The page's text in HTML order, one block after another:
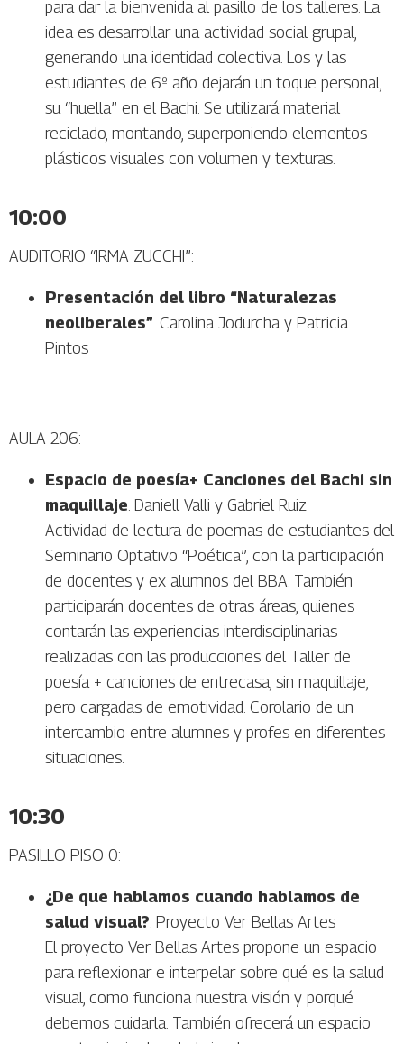
para dar la bienvenida al pasillo de los talleres. La
idea es desarrollar una actividad social grupal,
generando una identidad colectiva. Los y las
estudiantes de 6º año dejarán un toque personal,
su “huella” en el Bachi. Se utilizará material
reciclado, montando, superponiendo elementos
plásticos visuales con volumen y texturas.
10:00
AUDITORIO “IRMA ZUCCHI”:
Presentación del libro “Naturalezas
neoliberales”. Carolina Jodurcha y Patricia
Pintos
AULA 206:
Espacio de poesía+ Canciones del Bachi sin
maquillaje. Daniell Valli y Gabriel Ruiz
Actividad de lectura de poemas de estudiantes del
Seminario Optativo “Poética”, con la participación
de docentes y ex alumnos del BBA. También
participarán docentes de otras áreas, quienes
contarán las experiencias interdisciplinarias
realizadas con las producciones del Taller de
poesía + canciones de entrecasa, sin maquillaje,
pero cargadas de emotividad. Corolario de un
intercambio entre alumnes y profes en diferentes
situaciones.
10:30
PASILLO PISO 0:
¿De que hablamos cuando hablamos de
salud visual?. Proyecto Ver Bellas Artes
El proyecto Ver Bellas Artes propone un espacio
para reflexionar e interpelar sobre qué es la salud
visual, como funciona nuestra visión y porqué
debemos cuidarla. También ofrecerá un espacio